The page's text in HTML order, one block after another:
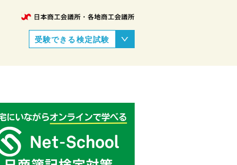
受験できる検定試験